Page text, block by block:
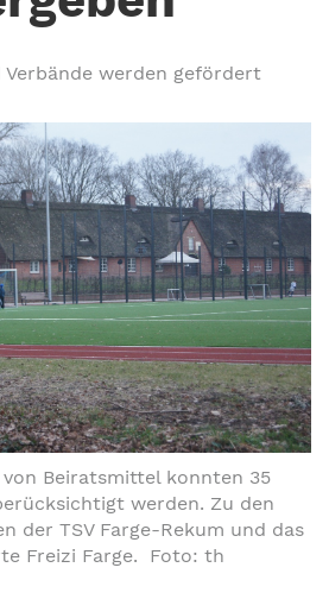
Verbände werden gefördert
von Beiratsmittel konnten 35
werden. Zu den
der TSV Farge-Rekum und das
Freizi Farge. Foto: th